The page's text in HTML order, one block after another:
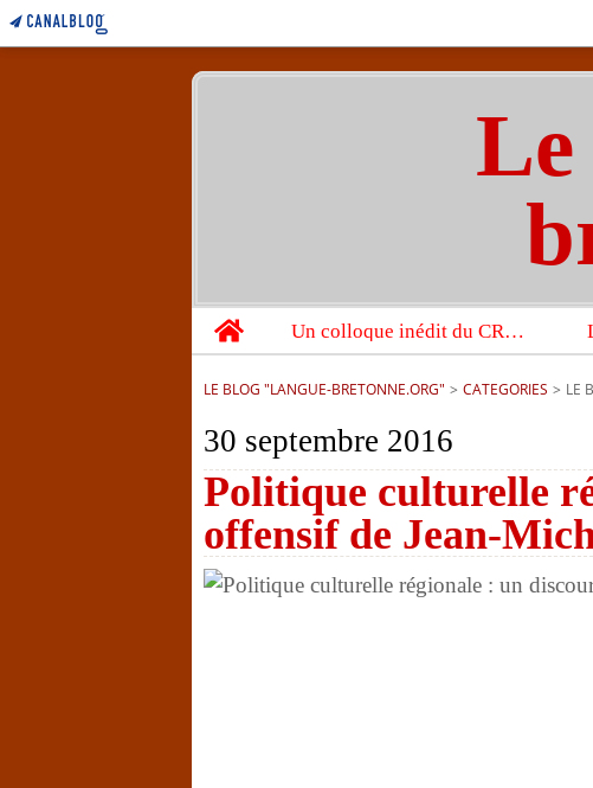
Home
Un colloque inédit du CRBC sur les victimes de l’année 1944
LE BLOG "LANGUE-BRETONNE.ORG" > CATEGORIES > LE
30 septembre 2016
Politique culturelle
offensif de Jean-